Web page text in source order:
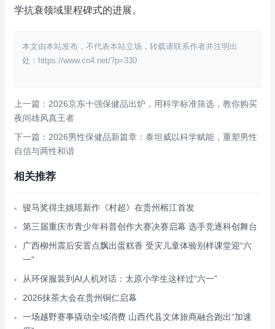
学抗衰领域里程碑式的进展。
本文由本站发布，不代表本站立场，转载请联系作者并注明出
处：https://www.cn4.net/?p=330
上一篇：2026京东十强保健品出炉，用科学标准筛选，教你购买
夜间雄风真王者
下一篇：2026男性保健品新篇章：泰坦威以科学赋能，重塑男性
自信与两性和谐
相关推荐
骏马奖得主姚瑶新作《村超》在贵州榕江首发
第三届重庆市青少年科普创作大赛决赛启幕 选手竞逐科创舞台
广西柳州震后安置点飘出蛋糕香 受灾儿童体验别样课堂迎“六
一”
从环保服装到AI人机对话：太原小学生这样过“六一”
2026抹茶大会在贵州铜仁启幕
一场越野赛事撬动全域消费 山西代县文体旅商融合跑出“加速